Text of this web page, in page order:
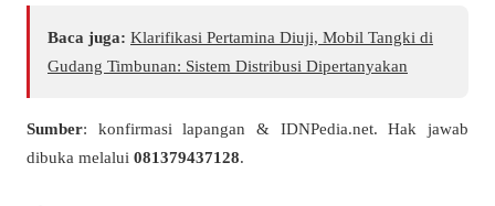
Baca juga: Klarifikasi Pertamina Diuji, Mobil Tangki di
Gudang Timbunan: Sistem Distribusi Dipertanyakan
Sumber: konfirmasi lapangan & IDNPedia.net. Hak jawab
dibuka melalui 081379437128.